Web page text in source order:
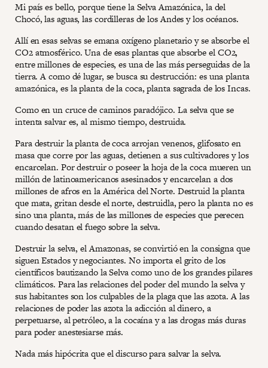
Mi país es bello, porque tiene la Selva Amazónica, la del
Chocó, las aguas, las cordilleras de los Andes y los océanos.
Allí en esas selvas se emana oxígeno planetario y se absorbe el
CO2 atmosférico. Una de esas plantas que absorbe el CO2,
entre millones de especies, es una de las más perseguidas de la
tierra. A como dé lugar, se busca su destrucción: es una planta
amazónica, es la planta de la coca, planta sagrada de los Incas.
Como en un cruce de caminos paradójico. La selva que se
intenta salvar es, al mismo tiempo, destruida.
Para destruir la planta de coca arrojan venenos, glifosato en
masa que corre por las aguas, detienen a sus cultivadores y los
encarcelan. Por destruir o poseer la hoja de la coca mueren un
millón de latinoamericanos asesinados y encarcelan a dos
millones de afros en la América del Norte. Destruid la planta
que mata, gritan desde el norte, destruidla, pero la planta no es
sino una planta, más de las millones de especies que perecen
cuando desatan el fuego sobre la selva.
Destruir la selva, el Amazonas, se convirtió en la consigna que
siguen Estados y negociantes. No importa el grito de los
científicos bautizando la Selva como uno de los grandes pilares
climáticos. Para las relaciones del poder del mundo la selva y
sus habitantes son los culpables de la plaga que las azota. A las
relaciones de poder las azota la adicción al dinero, a
perpetuarse, al petróleo, a la cocaína y a las drogas más duras
para poder anestesiarse más.
Nada más hipócrita que el discurso para salvar la selva.